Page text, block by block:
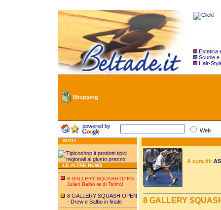
Estetica
Scuole e
Hair-
Shopping
powered by
Web
SPOT
LE ALTRE NEWS
8 GALLERY SQUASH OPEN -
Julien Balbo re di Torino!
8 GALLERY SQUASH OPEN
- Drew e Balbo in finale
A cura di:
8 GALLERY